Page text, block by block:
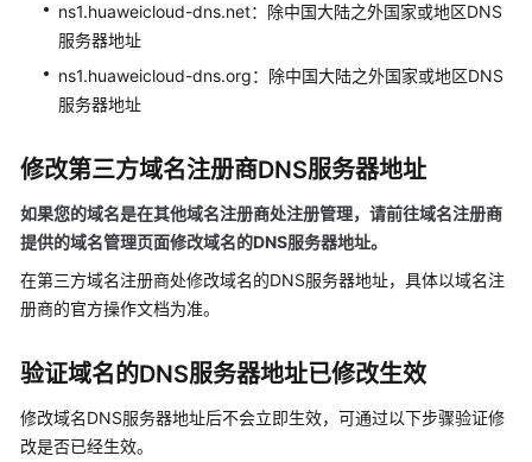
域
名
管
理
批
添
加
网
域
改
公
ns1.huaweicloud-dns.net：除中国大陆之外国家或地区DNS
服务器地址
ns1.huaweicloud-dns.org：除中国大陆之外国家或地区DNS
服务器地址
修改第三方域名注册商DNS服务器地址
如果您的域名是在其他域名注册商处注册管理，请前往域名注册商
提供的域名管理页面修改域名的DNS服务器地址。
在第三方域名注册商处修改域名的DNS服务器地址，具体以域名注
册商的官方操作文档为准。
验证域名的DNS服务器地址已修改生效
修改域名DNS服务器地址后不会立即生效，可通过以下步骤验证修
改是否已经生效。